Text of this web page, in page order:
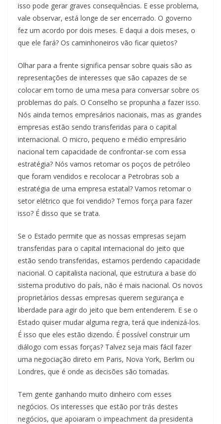
isso pode gerar graves consequências. E esse problema,
vale observar, está longe de ser encerrado. O governo
fez um acordo por dois meses. E daqui a dois meses, o
que ele fará? Os caminhoneiros vão ficar quietos?
Olhar para a frente significa pensar sobre quais são as
representações de interesses que são capazes de se
colocar em torno de uma mesa para conversar sobre os
problemas do país. O Conselho se propunha a fazer isso.
Nós ainda temos empresários nacionais, mas as grandes
empresas estão sendo transferidas para o capital
internacional. O micro, pequeno e médio empresário
nacional tem capacidade de confrontar-se com essa
estratégia? Nós vamos retomar os poços de petróleo
que foram vendidos e recolocar a Petrobras sob a
estratégia de uma empresa estatal? Vamos retomar o
setor elétrico que foi vendido? Temos força para fazer
isso? É disso que se trata.
Se o Estado permite que as nossas empresas sejam
transferidas para o capital internacional do jeito que
estão sendo transferidas, estamos perdendo capacidade
nacional. O capitalista nacional, que estrutura a base do
sistema produtivo do país, não é mais nacional. Os novos
proprietários dessas empresas querem segurança e
liberdade para agir do jeito que bem entenderem. E se o
Estado quiser mudar alguma regra, terá que indenizá-los.
É isso que eles estão dizendo. É possível construir um
diálogo com essas forças? Talvez seja mais fácil fazer
uma negociação direto em Paris, Nova York, Berlim ou
Londres, que é onde as decisões são tomadas.
Tem gente ganhando muito dinheiro com esses
negócios. Os interesses que estão por trás destes
negócios, que apoiaram o impeachment da presidenta